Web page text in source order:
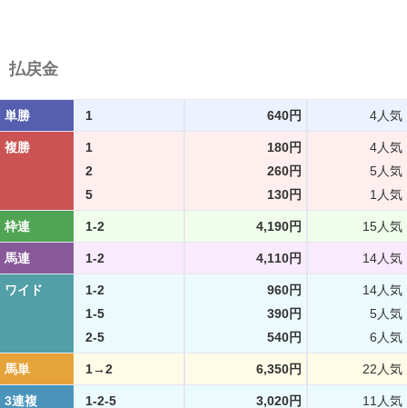
払戻金
単勝 1 640円 4人気
複勝 1 180円
4人気
2
260円
5人気
5
130円 1人気
枠連 1-2 4,190円 15人気
馬連 1-2 4,110円 14人気
ワイド 1-2 960円
14人気
1-5
390円
5人気
2-5
540円 6人気
馬単 1→2 6,350円 22人気
3連複 1-2-5 3,020円 11人気